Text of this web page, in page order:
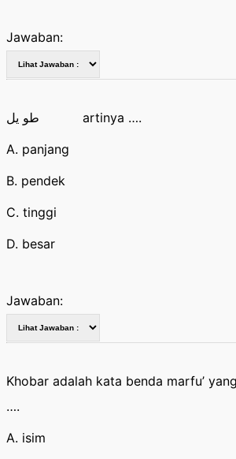
Jawaban:
طو يل artinya ….
A. panjang
B. pendek
C. tinggi
D. besar
Jawaban:
Khobar adalah kata benda marfu’
….
A. isim